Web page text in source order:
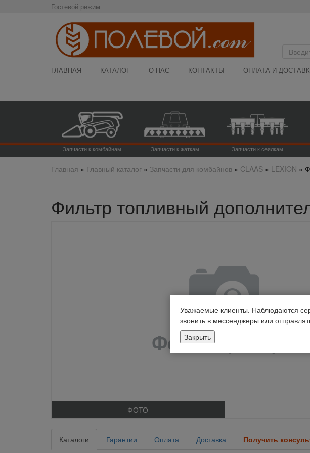
Гостевой режим
ГЛАВНАЯ КАТАЛОГ О НАС КОНТАКТЫ ОПЛАТА И
Запчасти к комбайнам Запчасти к жаткам Запчасти к сеялкам
Главная » Главный каталог» Запчасти для комбайнов» CLAAS» LEXION »
Фильтр топливный
ФОТО
Каталоги Гарантии Оплата Доставка Получить
Уважаемые клиенты. Наблюдаются
звонить в мессенджеры или
Закрыть